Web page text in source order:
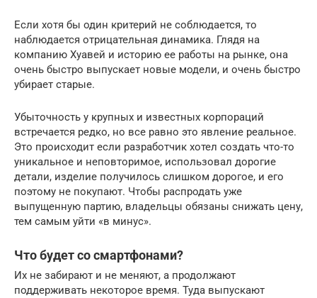
Если хотя бы один критерий не соблюдается, то
наблюдается отрицательная динамика. Глядя на
компанию Хуавей и историю ее работы на рынке, она
очень быстро выпускает новые модели, и очень быстро
убирает старые.
Убыточность у крупных и известных корпораций
встречается редко, но все равно это явление реальное.
Это происходит если разработчик хотел создать что-то
уникальное и неповторимое, использовал дорогие
детали, изделие получилось слишком дорогое, и его
поэтому не покупают. Чтобы распродать уже
выпущенную партию, владельцы обязаны снижать цену,
тем самым уйти «в минус».
Что будет со смартфонами?
Их не забирают и не меняют, а продолжают
поддерживать некоторое время. Туда выпускают